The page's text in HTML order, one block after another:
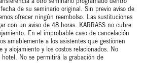
de su seminario original. Sin previo aviso de
ofrecer ningún reembolso. Las sustituciones
con un aviso de 48 horas. KARRASS no cubre
En el improbable caso de cancelación
amablemente a los asistentes que gestionen
y alojamiento y los costos relacionados. No
hotel. No se permitirá la grabación de